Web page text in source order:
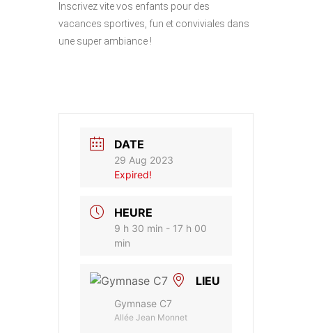
Inscrivez vite vos enfants pour des
vacances sportives, fun et conviviales dans
une super ambiance !
DATE
29 Aug 2023
Expired!
HEURE
9 h 30 min - 17 h 00
min
LIEU
Gymnase C7
Allée Jean Monnet